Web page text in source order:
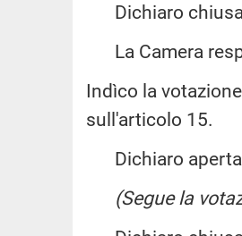
Dichiaro chiusa
La Camera
Indìco la
sull'articolo 15.
Dichiaro aperta
(Segue la